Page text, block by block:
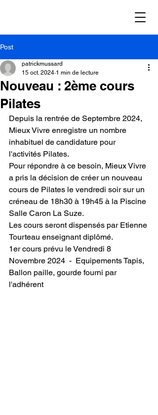
Post
Nouveau : 2ème cours
Pilates
patrickmussard
15 oct. 2024 1 min de lecture
Depuis la rentrée de Septembre 2024,
Mieux Vivre enregistre un nombre
inhabituel de candidature pour
l'activités Pilates.
Pour répondre à ce besoin, Mieux Vivre
a pris la décision de créer un nouveau
cours de Pilates le vendredi soir sur un
créneau de 18h30 à 19h45 à la Piscine
Salle Caron La Suze.
Les cours seront dispensés par Etienne
Tourteau enseignant diplômé.
1er cours prévu le Vendredi 8
Novembre 2024  -  Equipements Tapis,
Ballon paille, gourde fourni par
l'adhérent